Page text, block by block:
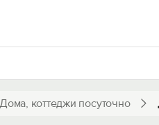
Дома, коттеджи посуточно